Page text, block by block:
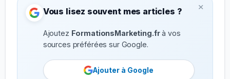
×
Vous lisez souvent mes articles ?
Ajoutez FormationsMarketing.frà vos
sources préférées sur Google.
Ajouter à Google